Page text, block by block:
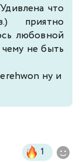
что
приятно
любовной
не быть
ну и
1